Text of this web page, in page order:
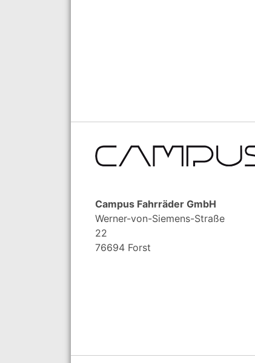
Campus Fahrräder GmbH
Werner-von-Siemens-Straße
22
76694 Forst